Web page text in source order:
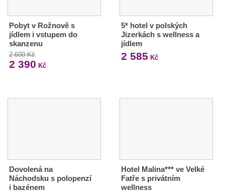
Pobyt v Rožnově s
jídlem i vstupem do
skanzenu
2 600 Kč
2 390 Kč
5* hotel v polských
Jizerkách s wellness a
jídlem
2 585 Kč
Dovolená na
Náchodsku s polopenzí
i bazénem
Hotel Malina*** ve Velké
Fatře s privátním
wellness